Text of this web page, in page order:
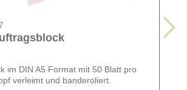
im DIN A5 Format mit 50 Blatt pro
verleimt und banderoliert.